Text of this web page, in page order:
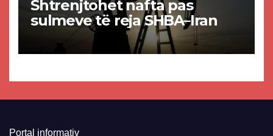
Shtrenjtohet nafta pas
sulmeve të reja SHBA–Iran
Portal informativ